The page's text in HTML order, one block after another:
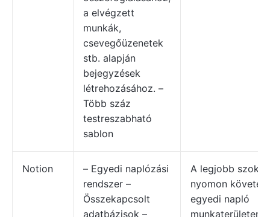
a elvégzett
munkák,
csevegőüzenetek
stb. alapján
bejegyzések
létrehozásához. –
Több száz
testreszabható
sablon
Notion
– Egyedi naplózási
rendszer –
Összekapcsolt
adatbázisok –
A legjobb
nyomon
egyedi napló
munkaterületen